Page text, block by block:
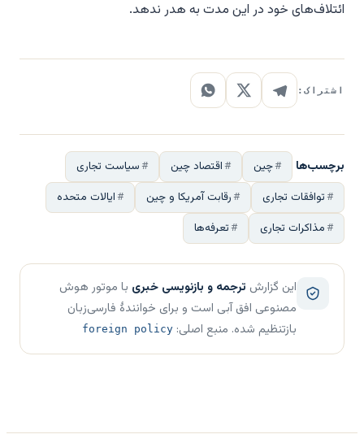
ائتلاف‌های خود در این مدت به هدر ندهد.
اشتراک:
برچسب‌ها چین اقتصاد چین
سیاست تجاری
توافقات تجاری
رقابت آمریکا و چین
ایالات متحده
مذاکرات تجاری
تعرفه‌ها
این گزارش ترجمه و بازنویسی خبری با موتور هوش
مصنوعی افق آبی است و برای خوانندهٔ فارسی‌زبان
بازتنظیم شده. منبع اصلی: foreign policy